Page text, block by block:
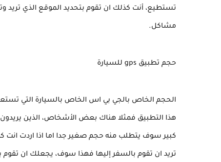
تستطيع، أنت كذلك ان تقوم بتحديد الموقع الذي تريد
مشاكل.
حجم تطبيق gps للسيارة
الحجم الخاص بالجي بي اس الخاص بالسيارة التي
هذا التطبيق فمثلا هناك بعض الأشخاص، الذين
كبير سوف يتطلب منه حجم صغير جدا اما اذا اردت انت
تريد ان تقوم بالسفر إليها فهذا سوف، يجعلك ان